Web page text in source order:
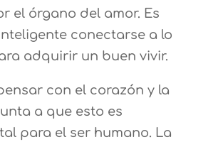
el órgano del amor. Es
conectarse a lo
adquirir un buen vivir.
con el corazón y la
a que esto es
para el ser humano. La